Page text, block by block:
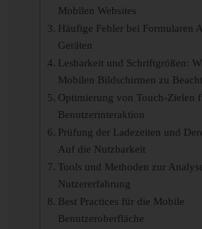
Mobilen Websites
Häufige Fehler bei Formularen
Geräten
Lesbarkeit und Schriftgrößen:
Mobilen Bildschirmen zu
Optimierung von Touch-Zielen
Benutzerinteraktion
Prüfung der Ladezeiten und
Auf die Nutzbarkeit
Tools und Methoden zur
Nutzererfahrung
Best Practices für die Mobile
Benutzeroberfläche